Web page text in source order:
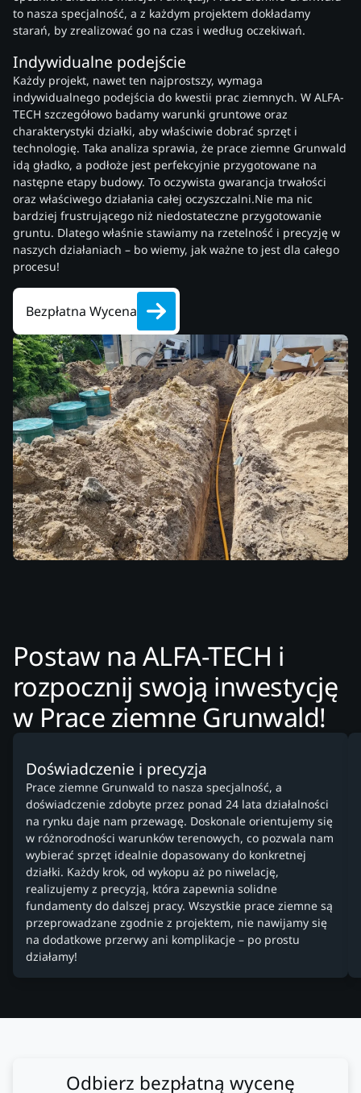
to nasza specjalność, a z każdym projektem dokładamy
starań, by zrealizować go na czas i według oczekiwań.
Indywidualne podejście
Każdy projekt, nawet ten najprostszy, wymaga
indywidualnego podejścia do kwestii prac ziemnych. W ALFA-
TECH szczegółowo badamy warunki gruntowe oraz
charakterystyki działki, aby właściwie dobrać sprzęt i
technologię. Taka analiza sprawia, że prace ziemne Grunwald
idą gładko, a podłoże jest perfekcyjnie przygotowane na
następne etapy budowy. To oczywista gwarancja trwałości
oraz właściwego działania całej oczyszczalni.Nie ma nic
bardziej frustrującego niż niedostateczne przygotowanie
gruntu. Dlatego właśnie stawiamy na rzetelność i precyzję w
naszych działaniach – bo wiemy, jak ważne to jest dla całego
procesu!
Bezpłatna Wycena
Postaw na ALFA-TECH i
rozpocznij swoją inwestycję
w Prace ziemne Grunwald!
Doświadczenie i precyzja
Prace ziemne Grunwald to nasza specjalność, a
doświadczenie zdobyte przez ponad 24 lata działalności
na rynku daje nam przewagę. Doskonale orientujemy się
w różnorodności warunków terenowych, co pozwala nam
wybierać sprzęt idealnie dopasowany do konkretnej
działki. Każdy krok, od wykopu aż po niwelację,
realizujemy z precyzją, która zapewnia solidne
fundamenty do dalszej pracy. Wszystkie prace ziemne są
przeprowadzane zgodnie z projektem, nie nawijamy się
na dodatkowe przerwy ani komplikacje – po prostu
działamy!
Odbierz bezpłatną wycenę